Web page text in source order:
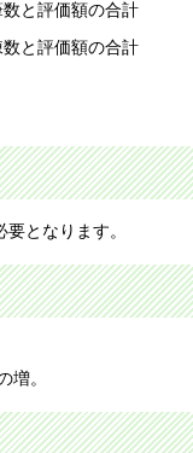
と評価額の合計
と評価額の合計
となります。
増。